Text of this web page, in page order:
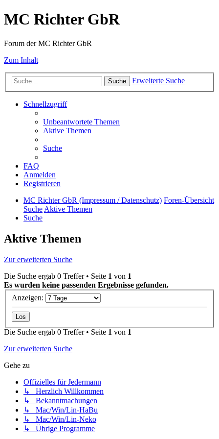
MC Richter GbR
Forum der MC Richter GbR
Zum Inhalt
Suche Erweiterte Suche
Schnellzugriff
Unbeantwortete Themen
Aktive Themen
Suche
FAQ
Anmelden
Registrieren
MC Richter GbR (Impressum / Datenschutz) Foren-Übersicht
SucheAktive Themen
Suche
Aktive Themen
Zur erweiterten Suche
Die Suche ergab 0 Treffer • Seite 1 von 1
Es wurden keine passenden Ergebnisse gefunden.
Anzeigen:
Die Suche ergab 0 Treffer • Seite 1 von 1
Zur erweiterten Suche
Gehe zu
Offizielles für Jedermann
↳ Herzlich Willkommen
↳ Bekanntmachungen
↳ Mac/Win/Lin-HaBu
↳ Mac/Win/Lin-Neko
↳ Übrige Programme